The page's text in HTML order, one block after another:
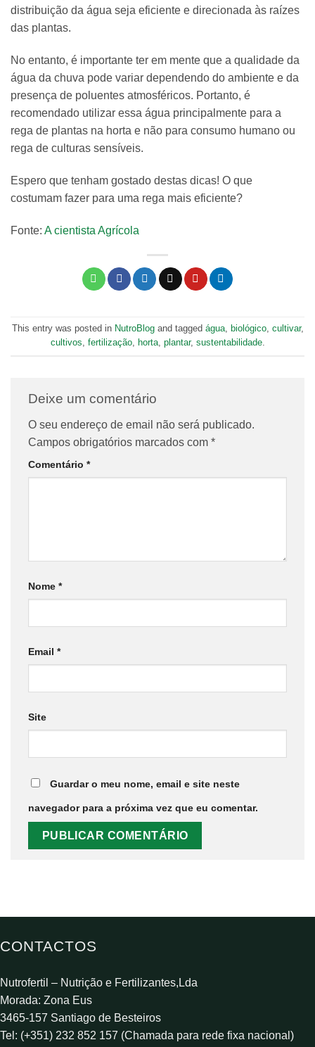
distribuição da água seja eficiente e direcionada às raízes
das plantas.
No entanto, é importante ter em mente que a qualidade da
água da chuva pode variar dependendo do ambiente e da
presença de poluentes atmosféricos. Portanto, é
recomendado utilizar essa água principalmente para a
rega de plantas na horta e não para consumo humano ou
rega de culturas sensíveis.
Espero que tenham gostado destas dicas! O que
costumam fazer para uma rega mais eficiente?
Fonte: A cientista Agrícola
This entry was posted in NutroBlogand tagged água, biológico, cultivar,
cultivos, fertilização, horta, plantar, sustentabilidade.
Deixe um comentário
O seu endereço de email não será publicado.
Campos obrigatórios marcados com *
Comentário *
Nome *
Email *
Site
Guardar o meu nome, email e site neste
navegador para a próxima vez que eu comentar.
CONTACTOS
Nutrofertil – Nutrição e Fertilizantes,Lda
Morada: Zona Eus
3465-157 Santiago de Besteiros
Tel: (+351) 232 852 157 (Chamada para rede fixa nacional)